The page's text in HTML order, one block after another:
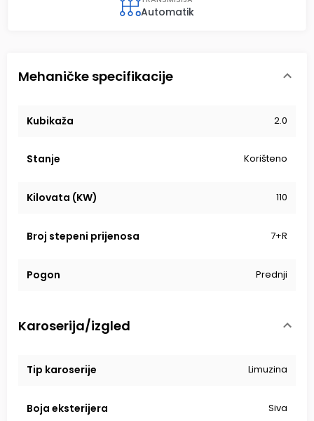
Automatik
Mehaničke specifikacije
Kubikaža 2.0
Stanje Korišteno
Kilovata (KW) 110
Broj stepeni prijenosa 7+R
Pogon Prednji
Karoserija/izgled
Tip karoserije Limuzina
Boja eksterijera Siva